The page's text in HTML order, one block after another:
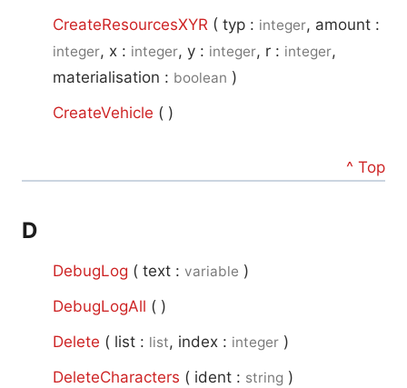
CreateResourcesXYR ( typ : integer, amount :
integer, x : integer, y : integer, r : integer,
materialisation : boolean )
CreateVehicle ( )
^ Top
D
DebugLog ( text : variable )
DebugLogAll ( )
Delete ( list : list, index : integer )
DeleteCharacters ( ident : string )